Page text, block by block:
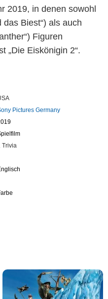
2019, in denen sowohl
Biest“) als auch
Figuren
„Die Eiskönigin 2“.
Pictures Germany
Trivia